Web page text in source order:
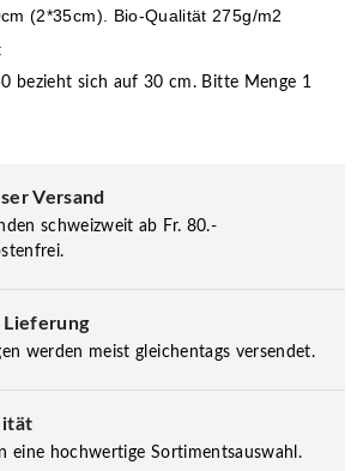
(2*35cm). Bio-Qualität 275g/m2
bezieht sich auf 30 cm. Bitte Menge 1
Versand
schweizweit ab Fr. 80.-
Lieferung
werden meist gleichentags versendet.
eine hochwertige Sortimentsauswahl.